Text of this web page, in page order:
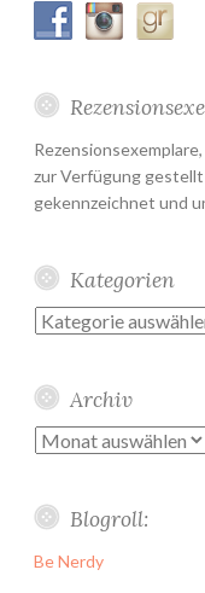
zur Verfügung
gekennzeichnet und
Kategorien
Kategorien
Archiv
Archiv
Blogroll:
Be Nerdy